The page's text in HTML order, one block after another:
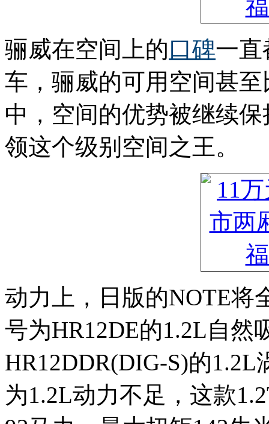
骊威在空间上的口碑一直
车，骊威的可用空间甚
中，空间的优势被继续
领这个级别空间之王。
动力上，日版的NOTE将
号为HR12DE的1.2L自然
HR12DDR(DIG-S)的
为1.2L动力不足，这款